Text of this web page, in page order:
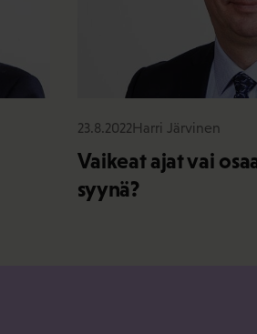
23.8.2022Harri Järvinen
Vaikeat ajat vai
syynä?